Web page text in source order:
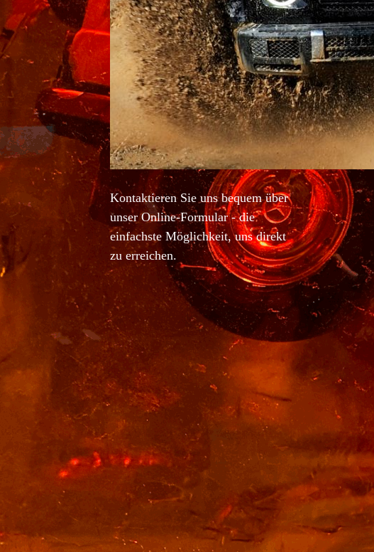
Kontaktieren Sie uns bequem über
unser Online-Formular - die
einfachste Möglichkeit, uns direkt
zu erreichen.